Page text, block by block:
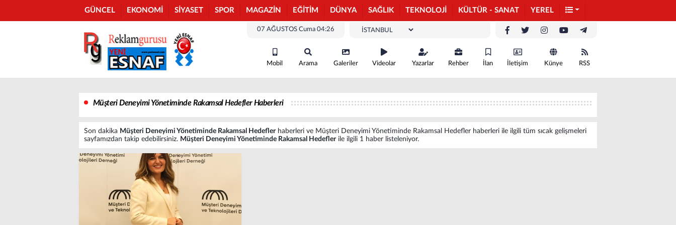
GÜNCEL EKONOMİ SİYASET SPOR MAGAZİN EĞİTİM DÜNYA SAĞLIK TEKNOLOJİ KÜLTÜR - SANAT YEREL
07 AĞUSTOS Cuma 04:26
Mobil Arama Galeriler Videolar Yazarlar Rehber İlan İletişim Künye RSS
Müşteri Deneyimi Yönetiminde Rakamsal Hedefler Haberleri
Son dakika Müşteri Deneyimi Yönetiminde Rakamsal Hedeflerhaberleri ve Müşteri Deneyimi Yönetiminde Rakamsal Hedefler haberleri ile ilgili tüm sıcak gelişmeleri
sayfamızdan takip edebilirsiniz. Müşteri Deneyimi Yönetiminde Rakamsal Hedeflerile ilgili 1 haber listeleniyor.